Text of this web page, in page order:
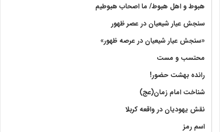
هبوط و اهل هبوط/ ما اصحاب هبوطیم
سنجش عیار شیعیان در عصر ظهور
«سنجش عیار شیعیان در عرصه ظهور»
محتسب و مست
رانده بهشت‌ حضور!
شناخت امام زمان(عج)
نقش یهودیان در واقعه کربلا
اسم رمز